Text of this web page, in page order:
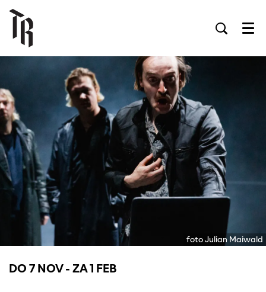
foto Julian Maiwald
DO 7 NOV- ZA 1 FEB